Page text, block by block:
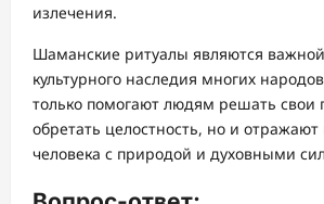
излечения.
Шаманские ритуалы являются
культурного наследия многих
только помогают людям решать свои
обретать целостность, но и отражают
человека с природой и духовными